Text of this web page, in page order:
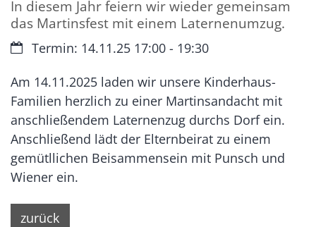
In diesem Jahr feiern wir wieder gemeinsam
das Martinsfest mit einem Laternenumzug.
Datum:Termin: 14.11.25 17:00 - 19:30
Am 14.11.2025 laden wir unsere Kinderhaus-
Familien herzlich zu einer Martinsandacht mit
anschließendem Laternenzug durchs Dorf ein.
Anschließend lädt der Elternbeirat zu einem
gemütllichen Beisammensein mit Punsch und
Wiener ein.
zurück